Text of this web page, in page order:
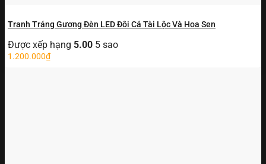
Tranh Tráng Gương Đèn LED Đôi Cá Tài Lộc Và Hoa Sen
Được xếp hạng 5.00 5 sao
1.200.000₫